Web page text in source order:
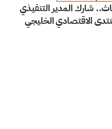
شارك المدير التنفيذي
الاقتصادي الخليجي